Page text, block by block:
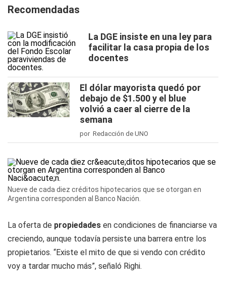
Recomendadas
La DGE insiste en una ley para
facilitar la casa propia de los
docentes
El dólar mayorista quedó por
debajo de $1.500 y el blue
volvió a caer al cierre de la
semana
por Redacción de UNO
Nueve de cada diez créditos hipotecarios que se otorgan en
Argentina corresponden al Banco Nación.
La oferta de propiedades en condiciones de financiarse va
creciendo, aunque todavía persiste una barrera entre los
propietarios. “Existe el mito de que si vendo con crédito
voy a tardar mucho más”, señaló Righi.